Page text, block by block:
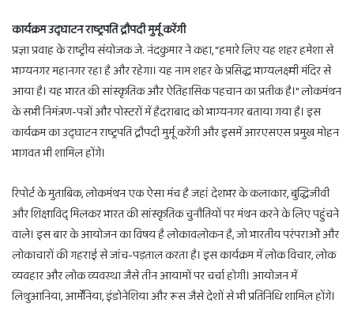
कार्यक्रम उद्घाटन राष्ट्रपति द्रौपदी मुर्मू करेंगी
प्रज्ञा प्रवाह के राष्ट्रीय संयोजक जे. नंदकुमार ने कहा, "हमारे लिए यह शहर हमेशा से
भाग्यनगर महानगर रहा है और रहेगा। यह नाम शहर के प्रसिद्ध भाग्यलक्ष्मी मंदिर से
आया है। यह भारत की सांस्कृतिक और ऐतिहासिक पहचान का प्रतीक है।" लोकमंथन
के सभी निमंत्रण-पत्रों और पोस्टरों में हैदराबाद को भाग्यनगर बताया गया है। इस
कार्यक्रम का उद्घाटन राष्ट्रपति द्रौपदी मुर्मू करेंगी और इसमें आरएसएस प्रमुख मोहन
भागवत भी शामिल होंगे।
रिपोर्ट के मुताबिक, लोकमंथन एक ऐसा मंच है जहां देशभर के कलाकार, बुद्धिजीवी
और शिक्षाविद् मिलकर भारत की सांस्कृतिक चुनौतियों पर मंथन करने के लिए पहुंचने
वाले। इस बार के आयोजन का विषय है लोकावलोकन है, जो भारतीय परंपराओं और
लोकाचारों की गहराई से जांच-पड़ताल करता है। इस कार्यक्रम में लोक विचार, लोक
व्यवहार और लोक व्यवस्था जैसे तीन आयामों पर चर्चा होगी। आयोजन में
लिथुआनिया, आर्मेनिया, इंडोनेशिया और रूस जैसे देशों से भी प्रतिनिधि शामिल होंगे।